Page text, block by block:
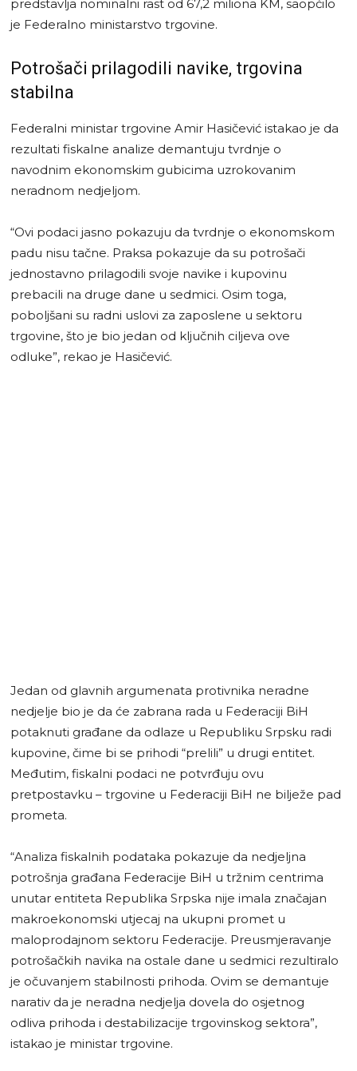
predstavlja nominalni rast od 67,2 miliona KM, saopćilo
je Federalno ministarstvo trgovine.
Potrošači prilagodili navike, trgovina
stabilna
Federalni ministar trgovine Amir Hasičević istakao je da
rezultati fiskalne analize demantuju tvrdnje o
navodnim ekonomskim gubicima uzrokovanim
neradnom nedjeljom.
“Ovi podaci jasno pokazuju da tvrdnje o ekonomskom
padu nisu tačne. Praksa pokazuje da su potrošači
jednostavno prilagodili svoje navike i kupovinu
prebacili na druge dane u sedmici. Osim toga,
poboljšani su radni uslovi za zaposlene u sektoru
trgovine, što je bio jedan od ključnih ciljeva ove
odluke”, rekao je Hasičević.
Jedan od glavnih argumenata protivnika neradne
nedjelje bio je da će zabrana rada u Federaciji BiH
potaknuti građane da odlaze u Republiku Srpsku radi
kupovine, čime bi se prihodi “prelili” u drugi entitet.
Međutim, fiskalni podaci ne potvrđuju ovu
pretpostavku – trgovine u Federaciji BiH ne bilježe pad
prometa.
“Analiza fiskalnih podataka pokazuje da nedjeljna
potrošnja građana Federacije BiH u tržnim centrima
unutar entiteta Republika Srpska nije imala značajan
makroekonomski utjecaj na ukupni promet u
maloprodajnom sektoru Federacije. Preusmjeravanje
potrošačkih navika na ostale dane u sedmici rezultiralo
je očuvanjem stabilnosti prihoda. Ovim se demantuje
narativ da je neradna nedjelja dovela do osjetnog
odliva prihoda i destabilizacije trgovinskog sektora”,
istakao je ministar trgovine.